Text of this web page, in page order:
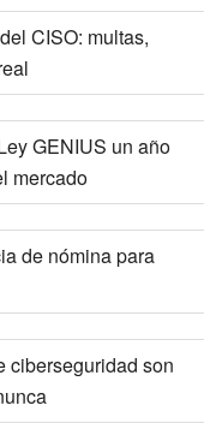
CISO: multas,
GENIUS un año
mercado
de nómina para
ciberseguridad son